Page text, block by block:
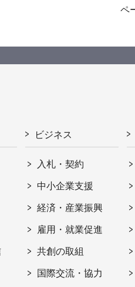
ペ
ビジネス
入札・契約
中小企業支援
経済・産業振興
雇用・就業促進
共創の取組
国際交流・協力